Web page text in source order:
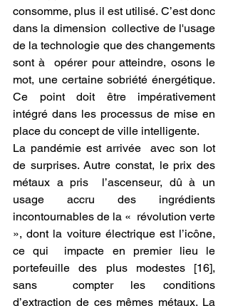
consomme, plus il est utilisé. C’est donc
dans la dimension  collective de l'usage
de la technologie que des changements
sont à  opérer pour atteindre, osons le
mot, une certaine sobriété énergétique.
Ce point doit être impérativement
intégré dans les processus de mise en
place du concept de ville intelligente.
La pandémie est arrivée  avec son lot
de surprises. Autre constat, le prix des
métaux a pris  l’ascenseur, dû à un
usage accru des ingrédients
incontournables de la «  révolution verte
», dont la voiture électrique est l’icône,
ce qui  impacte en premier lieu le
portefeuille des plus modestes [16],
sans  compter les conditions
d’extraction de ces mêmes métaux. La